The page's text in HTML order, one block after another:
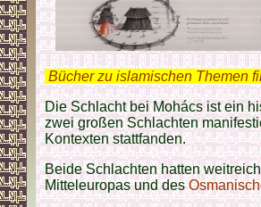
Bücher zu islamischen Themen
Die Schlacht bei Mohács ist ein
zwei großen Schlachten
Kontexten stattfanden.
Beide Schlachten hatten
Mitteleuropas und des